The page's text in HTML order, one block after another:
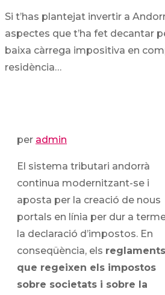
Si t’has plantejat invertir a
aspectes que t’ha fet decantar
baixa càrrega impositiva en
residència…
per admin
El sistema tributari andorrà
continua modernitzant-se i
aposta per la creació de nous
portals en línia per dur a
la declaració d’impostos. En
conseqüència, els reglaments
que regeixen els impostos
sobre societats i sobre la